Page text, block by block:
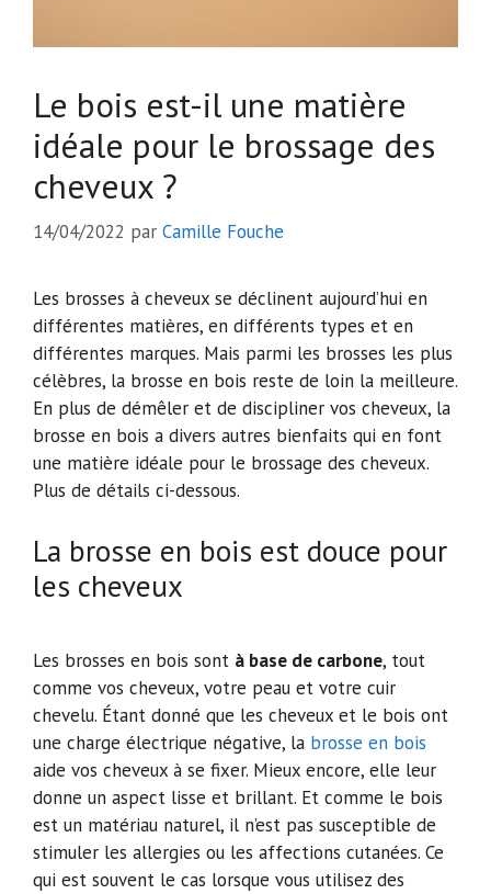
Le bois est-il une matière
idéale pour le brossage des
cheveux ?
14/04/2022 par Camille Fouche
Les brosses à cheveux se déclinent aujourd’hui en
différentes matières, en différents types et en
différentes marques. Mais parmi les brosses les plus
célèbres, la brosse en bois reste de loin la meilleure.
En plus de démêler et de discipliner vos cheveux, la
brosse en bois a divers autres bienfaits qui en font
une matière idéale pour le brossage des cheveux.
Plus de détails ci-dessous.
La brosse en bois est douce pour
les cheveux
Les brosses en bois sont à base de carbone, tout
comme vos cheveux, votre peau et votre cuir
chevelu. Étant donné que les cheveux et le bois ont
une charge électrique négative, la brosse en bois
aide vos cheveux à se fixer. Mieux encore, elle leur
donne un aspect lisse et brillant. Et comme le bois
est un matériau naturel, il n’est pas susceptible de
stimuler les allergies ou les affections cutanées. Ce
qui est souvent le cas lorsque vous utilisez des